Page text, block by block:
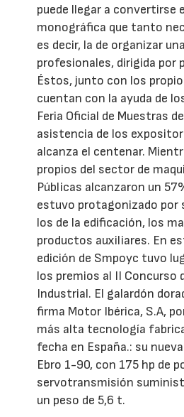
puede llegar a convertirse
monográfica que tanto
es decir, la de organizar
profesionales, dirigida por
Éstos, junto con los
cuentan con la ayuda de
Feria Oficial de Muestras
asistencia de los
alcanza el centenar.
propios del sector de
Públicas alcanzaron un
estuvo protagonizado por
los de la edificación, los
productos auxiliares. En
edición de Smpoyc tuvo
los premios al II Concurso
Industrial. El galardón
firma Motor Ibérica, S.A,
más alta tecnología
fecha en España.: su
Ebro 1-90, con 175 hp de
servotransmisión
un peso de 5,6 t.